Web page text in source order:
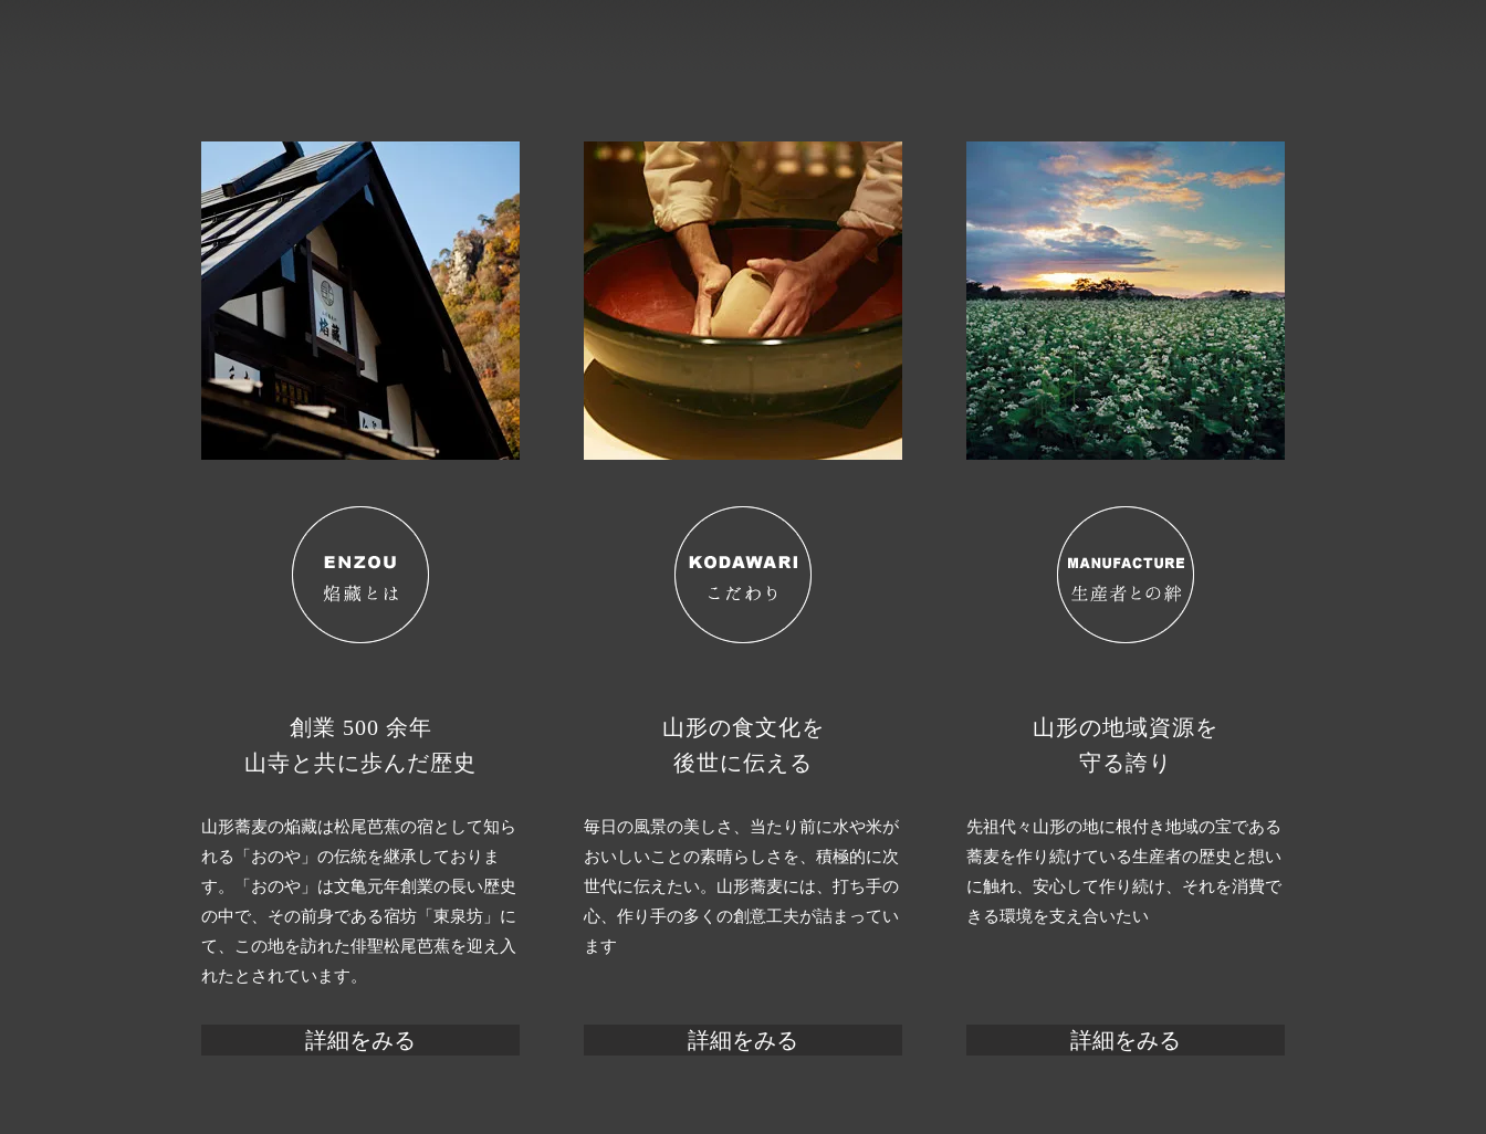
創業 500 余年
山寺と共に歩んだ歴史
山形蕎麦の焔藏は松尾芭蕉の宿として知ら
れる「おのや」の伝統を継承しておりま
す。「おのや」は文亀元年創業の長い歴史
の中で、その前身である宿坊「東泉坊」に
て、この地を訪れた俳聖松尾芭蕉を迎え入
れたとされています。
詳細をみる
山形の食文化を
後世に伝える
毎日の風景の美しさ、当たり前に水や米が
おいしいことの素晴らしさを、積極的に次
世代に伝えたい。山形蕎麦には、打ち手の
心、作り手の多くの創意工夫が詰まってい
ます
詳細をみる
山形の地域資源を
守る誇り
先祖代々山形の地に根付き地域の宝である
蕎麦を作り続けている生産者の歴史と想い
に触れ、安心して作り続け、それを消費で
きる環境を支え合いたい
詳細をみる